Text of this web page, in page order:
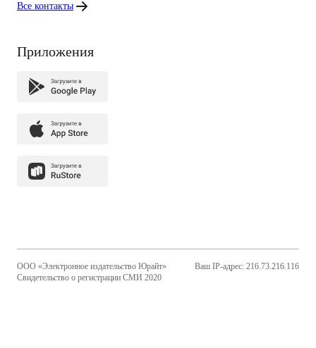
Все контакты
Приложения
ООО «Электронное издательство Юрайт»
Свидетельство о регистрации СМИ 2020
Ваш IP-адрес: 216.73.216.116